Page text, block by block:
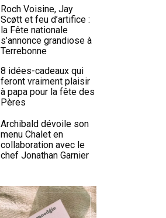
Roch Voisine, Jay
Scøtt et feu d’artifice :
la Fête nationale
s’annonce grandiose à
Terrebonne
8 idées-cadeaux qui
feront vraiment plaisir
à papa pour la fête des
Pères
Archibald dévoile son
menu Chalet en
collaboration avec le
chef Jonathan Garnier